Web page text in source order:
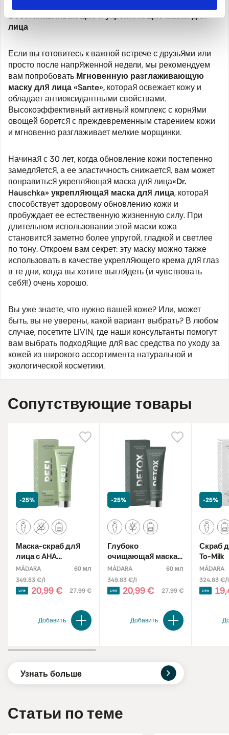
Восстанавливающие и укрепляющие маски для
лица
Если вы готовитесь к важной встрече с друзьями или
просто после напряженной недели, мы рекомендуем
вам попробовать Мгновенную разглаживающую
маску для лица «Sante», которая освежает кожу и
обладает антиоксидантными свойствами.
Высокоэффективный активный комплекс с корнями
овощей борется с преждевременным старением кожи
и мгновенно разглаживает мелкие морщинки.
Начиная с 30 лет, когда обновление кожи постепенно
замедляется, а ее эластичность снижается, вам может
понравиться укрепляющая маска для лица«Dr.
Hauschka» укрепляющая маскадля лица, которая
способствует здоровому обновлению кожи и
пробуждает ее естественную жизненную силу. При
длительном использовании этой маски кожа
становится заметно более упругой, гладкой и светлее
по тону. Откроем вам секрет: эту маску можно также
использовать в качестве укрепляющего крема для глаз
в те дни, когда вы хотите выглядеть (и чувствовать
себя!) очень хорошо.
Вы уже знаете, что нужно вашей коже? Или, может
быть, вы не уверены, какой вариант выбрать? В любом
случае, посетите LIVIN, где наши консультанты помогут
вам выбрать подходящие для вас средства по уходу за
кожей из широкого ассортимента натуральной и
экологической косметики.
Сопутствующие товары
-25%
Маска-скраб для
лица с AHA
кислотами
MÁDARA
60 мл
349.83 €/l
20,99 € 27,99 €
Добавить
-25%
Глубоко
очищающая маска-
детокс для лица с
глиной
MÁDARA
60 мл
349.83 €/l
20,99 € 27,99 €
Добавить
-25%
Скраб
To-Milk
MÁDARA
324.83 €/l
Узнать больше
Статьи по теме